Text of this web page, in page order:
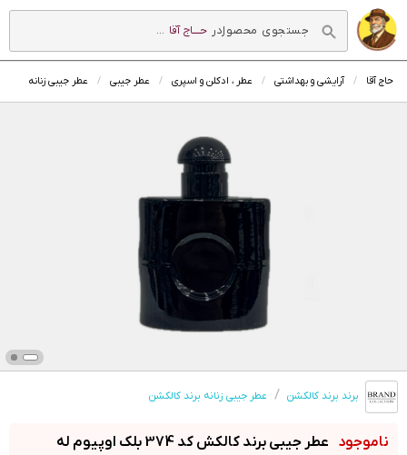
در حــــاج آقا ...
حاج آقا آرایشی و بهداشتی عطر ، ادکلن و اسپری عطر جیبی عطر جیبی زنانه
برند برند کالکشن عطر جیبی زنانه برند کالکشن
عطر جیبی برند کالکش کد 374 بلک اوپیوم له